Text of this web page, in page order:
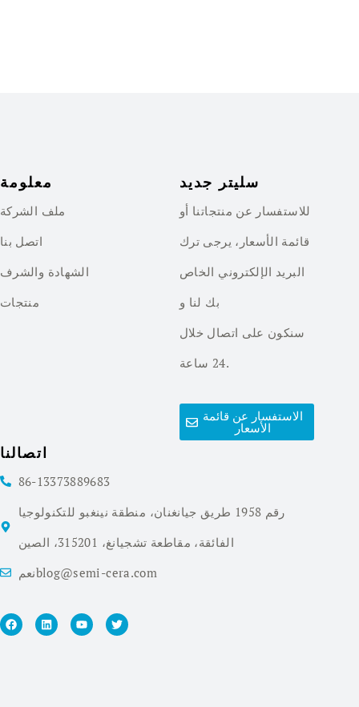
معلومة
ملف الشركة
اتصل بنا
الشهادة والشرف
منتجات
سليتر جديد
للاستفسار عن منتجاتنا أو
قائمة الأسعار، يرجى ترك
البريد الإلكتروني الخاص
بك لنا و
سنكون على اتصال خلال
24 ساعة.
الاستفسار عن قائمة
الأسعار
اتصالنا
86-13373889683
رقم 1958 طريق جيانغنان، منطقة نينغبو للتكنولوجيا
الفائقة، مقاطعة تشجيانغ، 315201، الصين
نعمblog@semi-cera.com